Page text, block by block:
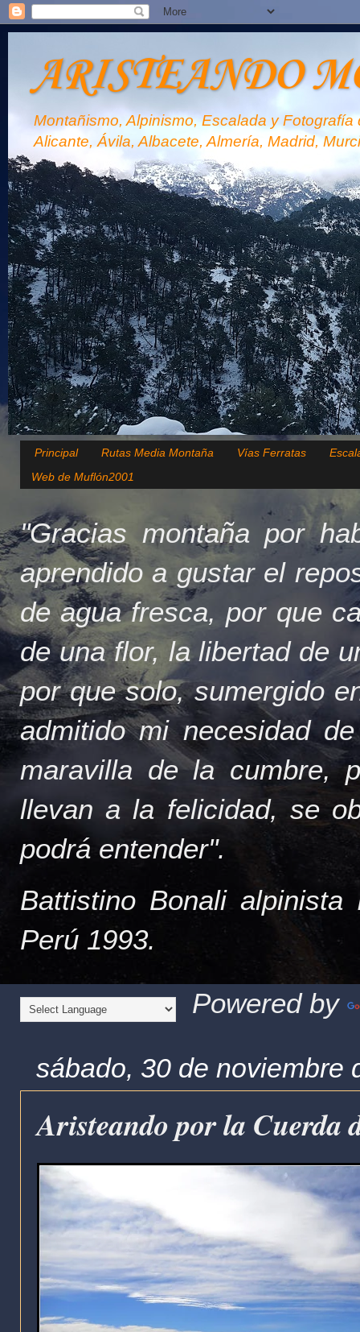
ARISTEANDO
Montañismo, Alpinismo, Escalada y
Alicante, Ávila, Albacete, Almería, Madrid,
Principal Rutas Media Montaña Vías Ferratas
Web de Muflón2001
"Gracias montaña por
aprendido a gustar el
de agua fresca, por que
de una flor, la libertad de
por que solo, sumergido
admitido mi necesidad
maravilla de la cumbre,
llevan a la felicidad, se
podrá entender".
Battistino Bonali
Perú 1993.
Powered by
sábado, 30 de noviembre
Aristeando por la Cuerda